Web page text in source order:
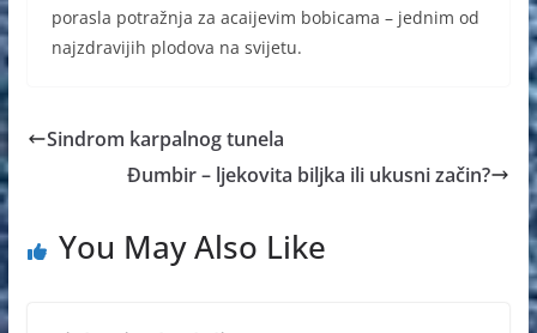
porasla potražnja za acaijevim bobicama – jednim od
najzdravijih plodova na svijetu.
Sindrom karpalnog tunela
Đumbir – ljekovita biljka ili ukusni začin?
You May Also Like